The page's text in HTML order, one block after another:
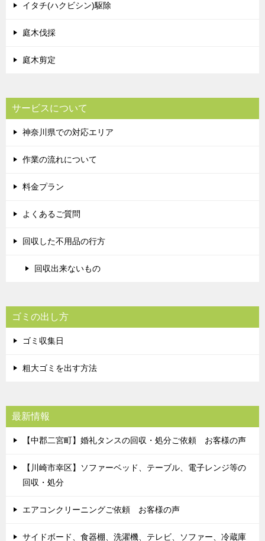
イタチ(ハクビシン)駆除
庭木伐採
庭木剪定
サービスについて
神奈川県での対応エリア
作業の流れについて
料金プラン
よくあるご質問
回収した不用品の行方
回収出来ないもの
ゴミの出し方
ゴミ収集日
粗大ゴミを出す方法
最新情報
【中郡二宮町】婚礼タンスの回収・処分ご依頼 お客様の声
【川崎市幸区】ソファーベッド、テーブル、電子レンジ等の
回収・処分
エアコンクリーニングご依頼 お客様の声
サイドボード、食器棚、洗濯機、テレビ、ソファー、冷蔵庫